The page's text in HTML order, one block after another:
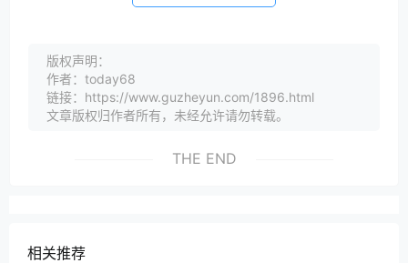
版权声明：
作者：today68
链接：https://www.guzheyun.com/1896.html
文章版权归作者所有，未经允许请勿转载。
THE END
相关推荐